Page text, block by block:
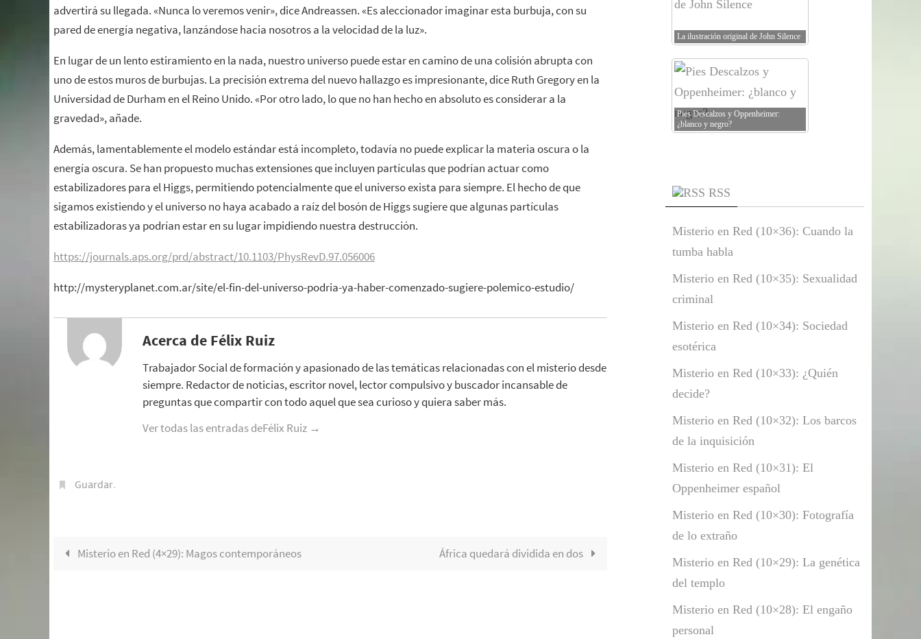
advertirá su llegada. «Nunca lo veremos venir», dice Andreassen. «Es aleccionador imaginar esta burbuja, con su
pared de energía negativa, lanzándose hacia nosotros a la velocidad de la luz».
En lugar de un lento estiramiento en la nada, nuestro universo puede estar en camino de una colisión abrupta con
uno de estos muros de burbujas. La precisión extrema del nuevo hallazgo es impresionante, dice Ruth Gregory en la
Universidad de Durham en el Reino Unido. «Por otro lado, lo que no han hecho en absoluto es considerar a la
gravedad», añade.
Además, lamentablemente el modelo estándar está incompleto, todavía no puede explicar la materia oscura o la
energía oscura. Se han propuesto muchas extensiones que incluyen partículas que podrían actuar como
estabilizadores para el Higgs, permitiendo potencialmente que el universo exista para siempre. El hecho de que
sigamos existiendo y el universo no haya acabado a raíz del bosón de Higgs sugiere que algunas partículas
estabilizadoras ya podrían estar en su lugar impidiendo nuestra destrucción.
https://journals.aps.org/prd/abstract/10.1103/PhysRevD.97.056006
http://mysteryplanet.com.ar/site/el-fin-del-universo-podria-ya-haber-comenzado-sugiere-polemico-estudio/
Acerca de Félix Ruiz
Trabajador Social de formación y apasionado de las temáticas relacionadas con el misterio desde
siempre. Redactor de noticias, escritor novel, lector compulsivo y buscador incansable de
preguntas que compartir con todo aquel que sea curioso y quiera saber más.
Ver todas las entradas deFélix Ruiz →
Guardar.
Misterio en Red (4×29): Magos contemporáneos África quedará dividida en dos
La ilustración original de John Silence
Pies Descalzos y Oppenheimer:
¿blanco y negro?
RSS
Misterio en Red (10×36): Cuando la
tumba habla
Misterio en Red (10×35): Sexualidad
criminal
Misterio en Red (10×34): Sociedad
esotérica
Misterio en Red (10×33): ¿Quién
decide?
Misterio en Red (10×32): Los barcos
de la inquisición
Misterio en Red (10×31): El
Oppenheimer español
Misterio en Red (10×30): Fotografía
de lo extraño
Misterio en Red (10×29): La genética
del templo
Misterio en Red (10×28): El engaño
personal